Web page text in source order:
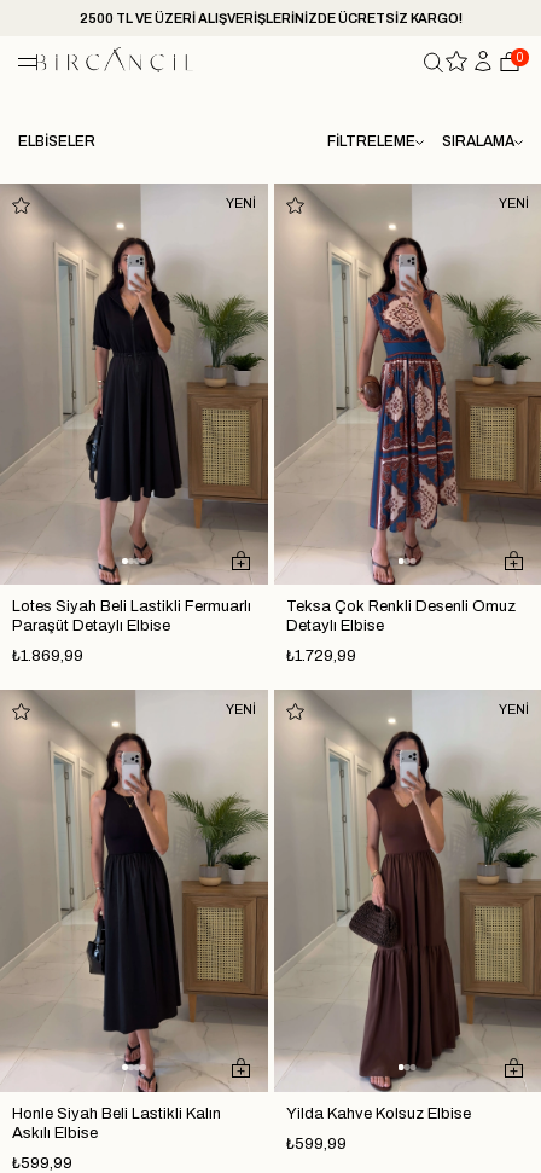
2500 TL VE ÜZERİ ALIŞVERİŞLERİNİZDE ÜCRETSİZ KARGO!
0
ELBİSELER FILTRELEME SIRALAMA
Lotes Siyah Beli Lastikli Fermuarlı
Paraşüt Detaylı Elbise
₺1.869,99
YENİ
Teksa Çok Renkli Desenli Omuz
Detaylı Elbise
₺1.729,99
YENİ
Honle Siyah Beli Lastikli Kalın
Askılı Elbise
₺599,99
YENİ
Yilda Kahve Kolsuz Elbise
₺599,99
YENİ